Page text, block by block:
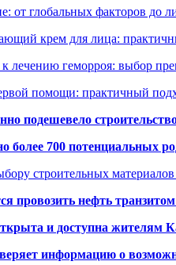
от глобальных факторов до
крем для лица:
лечению геморроя: выбор
помощи: практичный
подешевело
более 700 потенциальных
строительных материалов
провозить нефть
и доступна жителям
информацию о